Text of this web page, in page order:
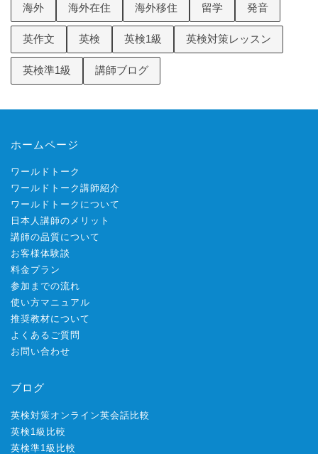
海外 海外在住 海外移住 留学 発音
英作文 英検 英検1級 英検対策レッスン
英検準1級 講師ブログ
ホームページ
ワールドトーク
ワールドトーク講師紹介
ワールドトークについて
日本人講師のメリット
講師の品質について
お客様体験談
料金プラン
参加までの流れ
使い方マニュアル
推奨教材について
よくあるご質問
お問い合わせ
ブログ
英検対策オンライン英会話比較
英検1級比較
英検準1級比較